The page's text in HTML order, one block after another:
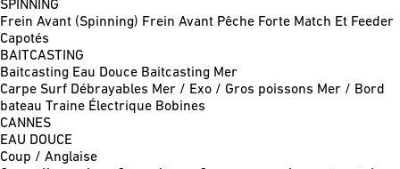
SPINNING
Frein Avant (Spinning) Frein Avant Pêche Forte Match Et Feeder
Capotés
BAITCASTING
Baitcasting Eau Douce Baitcasting Mer
Carpe Surf Débrayables Mer / Exo / Gros poissons Mer / Bord
bateau Traine Électrique Bobines
CANNES
EAU DOUCE
Coup / Anglaise